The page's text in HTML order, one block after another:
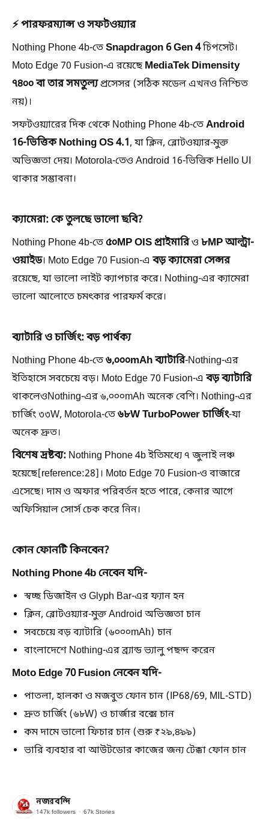
⚡ পারফরম্যান্স ও সফটওয়্যার
Nothing Phone 4b-তেSnapdragon 6 Gen 4চিপসেট।
Moto Edge 70 Fusion-এ রয়েছে MediaTek Dimensity
৭৪০০ বা তার সমতুল্যপ্রসেসর (সঠিক মডেল এখনও নিশ্চিত
নয়)।
সফটওয়্যারের দিক থেকে Nothing Phone 4b-তেAndroid
16-ভিত্তিক Nothing OS 4.1, যা ক্লিন, ব্লোটওয়্যার-মুক্ত
অভিজ্ঞতা দেয়। Motorola-তেও Android 16-ভিত্তিক Hello UI
থাকার সম্ভাবনা।
ক্যামেরা: কে তুলছে ভালো ছবি?
Nothing Phone 4b-তে৫০MP OIS প্রাইমারিও ৮MP আল্ট্রা-
ওয়াইড। Moto Edge 70 Fusion-এ বড় ক্যামেরা সেন্সর
রয়েছে, যা ভালো লাইট ক্যাপচার করে। Nothing-এর ক্যামেরা
ভালো আলোতে চমৎকার পারফর্ম করে।
ব্যাটারি ও চার্জিং: বড় পার্থক্য
Nothing Phone 4b-তে৬,০০০mAh ব্যাটারি-Nothing-এর
ইতিহাসে সবচেয়ে বড়। Moto Edge 70 Fusion-এ বড় ব্যাটারি
থাকলেওNothing-এর ৬,০০০mAh অনেক বেশি। Nothing-এর
চার্জিং ৩৩W, Motorola-তে৬৮W TurboPower চার্জিং-যা
অনেক দ্রুত।
বিশেষ দ্রষ্টব্য: Nothing Phone 4b ইতিমধ্যে ৭ জুলাই লঞ্চ
হয়েছে[reference:28]। Moto Edge 70 Fusion-ও বাজারে
এসেছে। দাম ও অফার পরিবর্তন হতে পারে, কেনার আগে
অফিসিয়াল সোর্স চেক করে নিন।
কোন ফোনটি কিনবেন?
Nothing Phone 4b নেবেন যদি-
স্বচ্ছ ডিজাইন ও Glyph Bar-এর ফ্যান হন
ক্লিন, ব্লোটওয়্যার-মুক্ত Android অভিজ্ঞতা চান
সবচেয়ে বড় ব্যাটারি (৬০০০mAh) চান
বাংলাদেশে Nothing-এর ব্র্যান্ড ভ্যালু পছন্দ করেন
Moto Edge 70 Fusion নেবেন যদি-
পাতলা, হালকা ও মজবুত ফোন চান (IP68/69, MIL-STD)
দ্রুত চার্জিং (৬৮W) ও চার্জার বক্সে চান
কম দামে ভালো ফিচার চান (শুরু ₹২৯,৪৯৯)
ভারি ব্যবহার বা আউটডোর কাজের জন্য টেক্কা ফোন চান
নজরবন্দি
147k followers 67k Stories